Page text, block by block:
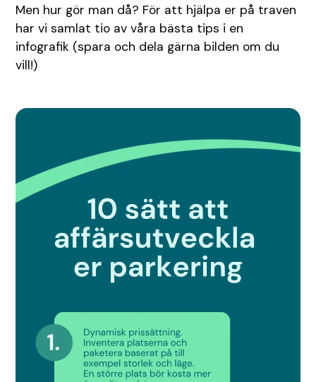
Men hur gör man då? För att hjälpa er på traven
har vi samlat tio av våra bästa tips i en
infografik (spara och dela gärna bilden om du
vill!)